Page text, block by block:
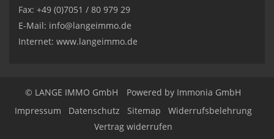
Fax: +49 (0)7051 / 80 979 29
E-Mail: info@langeimmo.de
Internet: www.langeimmo.de
© LANGE IMMO GmbH
Powered by Immonia GmbH
Impressum
Datenschutz Sitemap
Widerrufsbelehrung
Vertrag widerrufen